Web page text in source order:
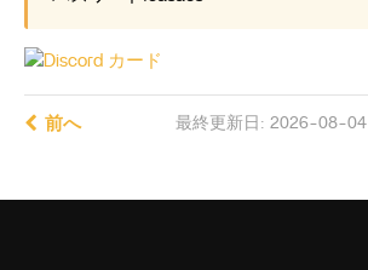
最終更新日: 2026-08-04
前へ